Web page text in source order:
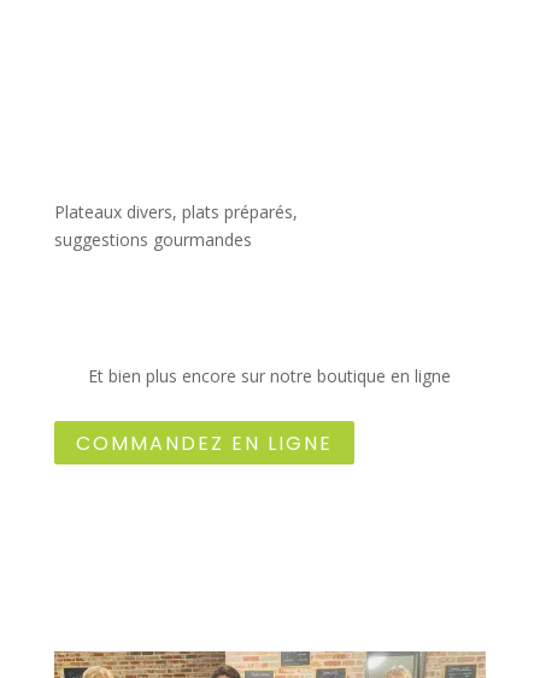
Plateaux divers, plats préparés,
suggestions gourmandes
Et bien plus encore sur notre boutique en ligne
COMMANDEZ EN LIGNE